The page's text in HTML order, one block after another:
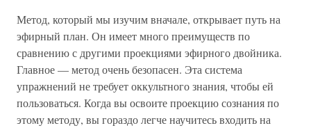
Метод, который мы изучим вначале, открывает путь на
эфирный план. Он имеет много преимуществ по
сравнению с другими проекциями эфирного двойника.
Главное — метод очень безопасен. Эта система
упражнений не требует оккультного знания, чтобы ей
пользоваться. Когда вы освоите проекцию сознания по
этому методу, вы гораздо легче научитесь входить на